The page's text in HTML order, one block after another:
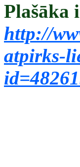
Plašāka
http://
atpirks-